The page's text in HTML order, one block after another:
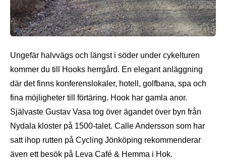
Ungefär halvvägs och längst i söder under cykelturen
kommer du till Hooks herrgård. En elegant anläggning
där det finns konferenslokaler, hotell, golfbana, spa och
fina möjligheter till förtäring. Hook har gamla anor.
Självaste Gustav Vasa tog över ägandet över byn från
Nydala kloster på 1500-talet. Calle Andersson som har
satt ihop rutten på Cycling Jönköping rekommenderar
även ett besök på Leva Café & Hemma i Hok.